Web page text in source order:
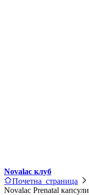
Novalac клуб
Почетна страница
Novalac Prenatal капсули